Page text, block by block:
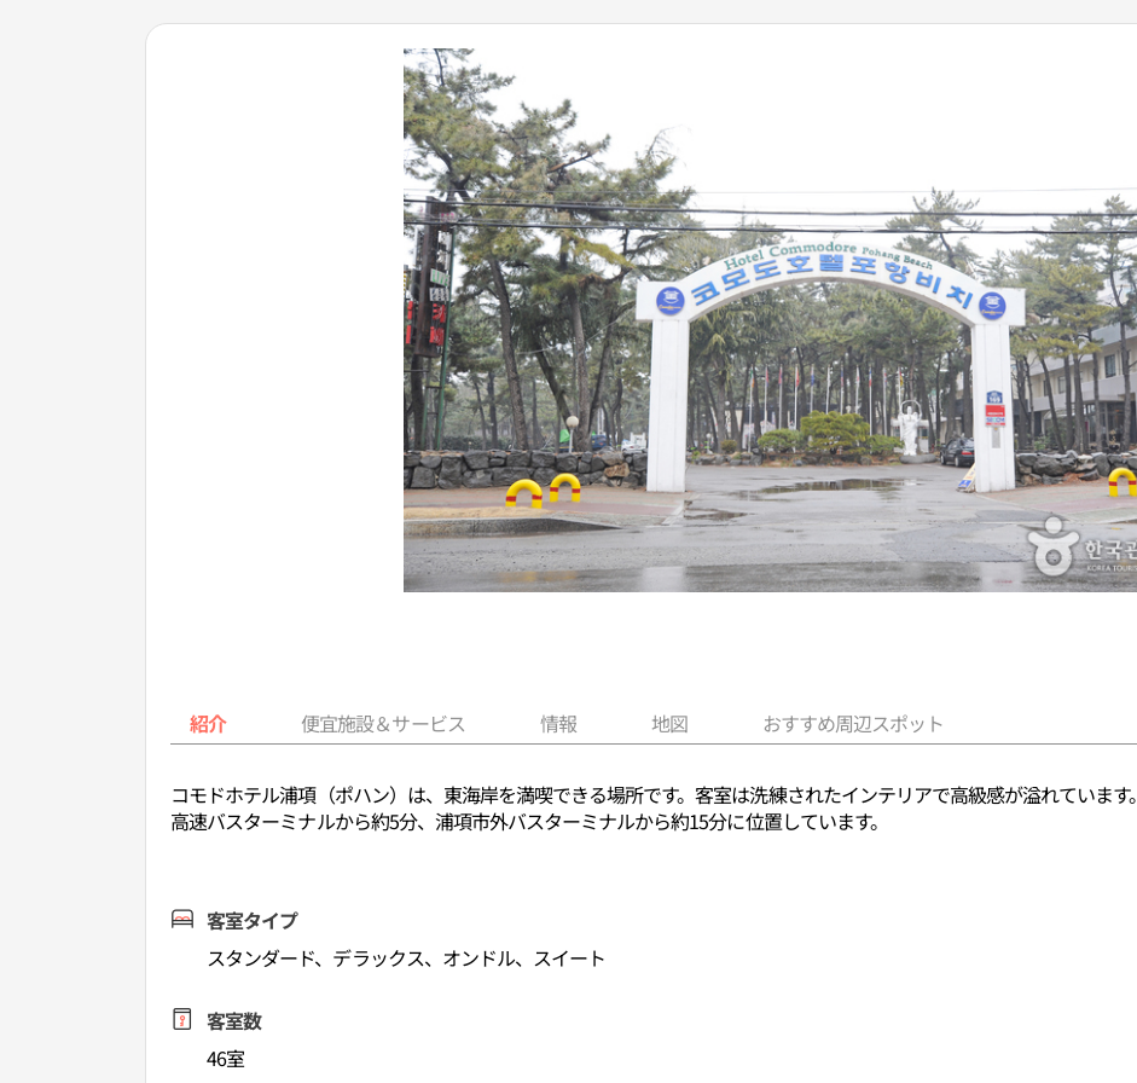
紹介 便宜施設＆サービス 情報 地図 おすすめ周辺スポット
コモドホテル浦項（ポハン）は、東海岸を満喫できる場所です。客室は洗練されたインテリアで高級感が溢れています。
高速バスターミナルから約5分、浦項市外バスターミナルから約15分に位置しています。
客室タイプ
スタンダード、デラックス、オンドル、スイート
客室数
46室